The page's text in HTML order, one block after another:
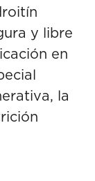
y libre
en
la